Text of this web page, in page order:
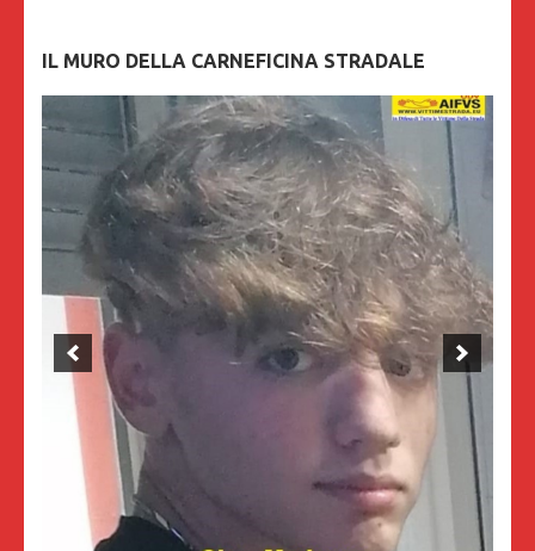
IL MURO DELLA CARNEFICINA STRADALE